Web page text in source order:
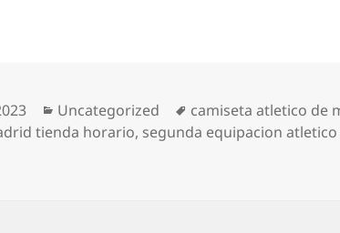
Categorías
Uncategorized Etiquetas
camiseta atletico de
tienda horario, segunda equipacion